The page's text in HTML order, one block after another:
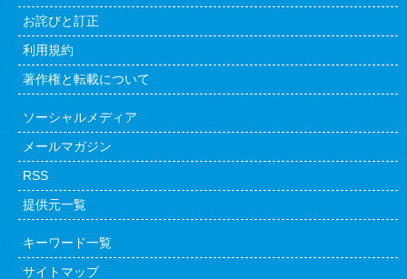
お詫びと訂正
利用規約
著作権と転載について
ソーシャルメディア
メールマガジン
RSS
提供元一覧
キーワード一覧
サイトマップ